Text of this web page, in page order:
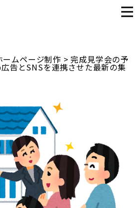
ームページ制作 > 完成見学会の予
告とSNSを連携させた最新の集